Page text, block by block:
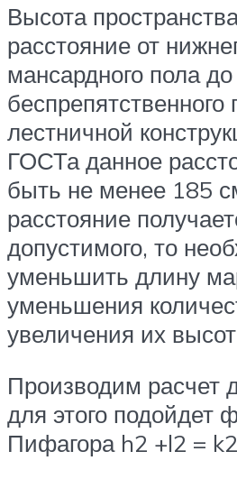
Высота
расстояние от
мансардного пола
беспрепятственного
лестничной
ГОСТа данное
быть не менее 185
расстояние
допустимого, то
уменьшить длину
уменьшения
увеличения их
Производим расчет
для этого подойдет
Пифагора h2 +l2 = k2